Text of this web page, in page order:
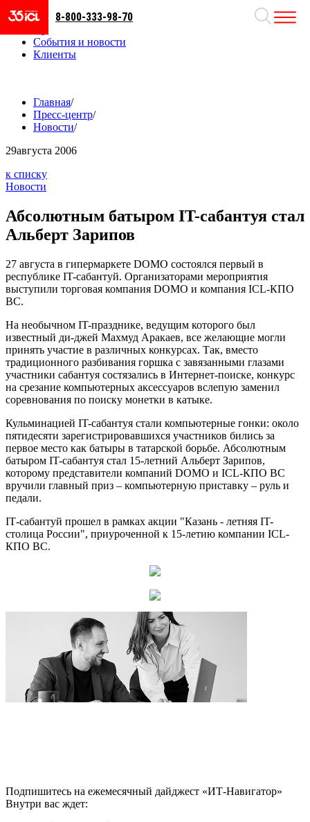
Направления
События и новости
Клиенты
8-800-333-98-70
Главная/
Пресс-центр/
Новости/
29августа 2006
к списку
Новости
Абсолютным батыром IT-сабантуя стал
Альберт Зарипов
27 августа в гипермаркете DOMO состоялся первый в
республике IT-сабантуй. Организаторами мероприятия
выступили торговая компания DOMO и компания ICL-КПО
ВС.
На необычном IT-празднике, ведущим которого был
известный ди-джей Махмуд Аракаев, все желающие могли
принять участие в различных конкурсах. Так, вместо
традиционного разбивания горшка с завязанными глазами
участники сабантуя состязались в Интернет-поиске, конкурс
на срезание компьютерных аксессуаров вслепую заменил
соревнования по поиску монетки в катыке.
Кульминацией IT-сабантуя стали компьютерные гонки: около
пятидесяти зарегистрировавшихся участников бились за
первое место как батыры в татарской борьбе. Абсолютным
батыром IT-сабантуя стал 15-летний Альберт Зарипов,
которому представители компаний DOMO и ICL-КПО ВС
вручили главный приз – компьютерную приставку – руль и
педали.
IТ-сабантуй прошел в рамках акции "Казань - летняя IT-
столица России", приуроченной к 15-летию компании ICL-
КПО ВС.
Подпишитесь на ежемесячный дайджест «ИТ-Навигатор»
Внутри вас ждет: